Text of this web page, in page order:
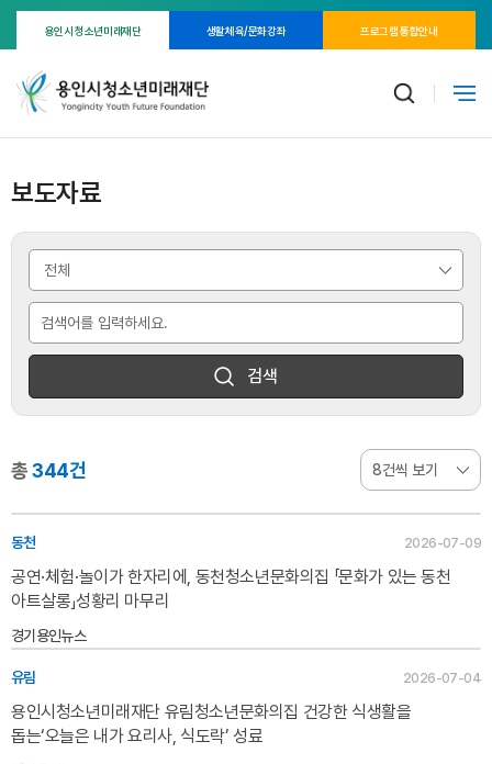
용인시 청소년미래재단 생활체육/문화강좌 프로그램 통합안내
보도자료
검색
총344건
동천 2026-07-09
공연·체험·놀이가 한자리에, 동천청소년문화의집 「문화가 있는 동천
아트살롱」성황리 마무리
경기용인뉴스
유림 2026-07-04
용인시청소년미래재단 유림청소년문화의집 건강한 식생활을
돕는‘오늘은 내가 요리사, 식도락’ 성료